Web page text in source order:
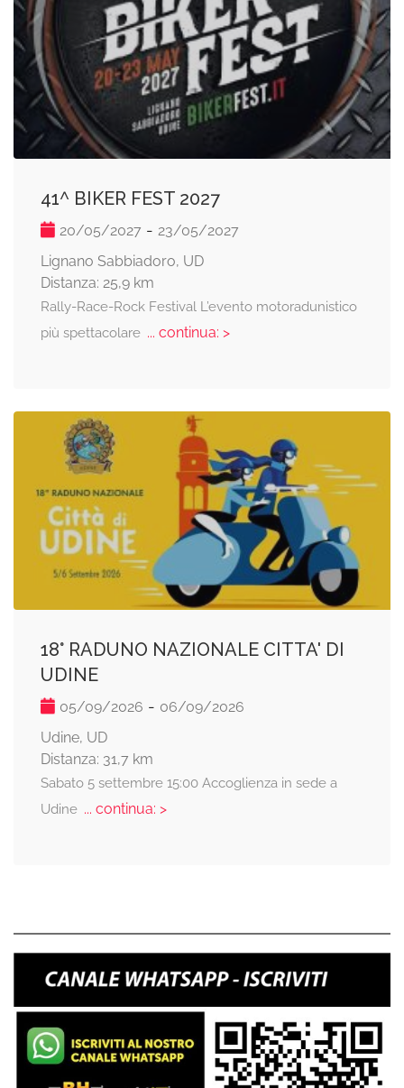
41^ BIKER FEST 2027
20/05/2027 - 23/05/2027
Lignano Sabbiadoro, UD
Distanza: 25,9 km
Rally-Race-Rock Festival L’evento motoradunistico
più spettacolare... continua: >
18° RADUNO NAZIONALE CITTA' DI
UDINE
05/09/2026 - 06/09/2026
Udine, UD
Distanza: 31,7 km
Sabato 5 settembre 15:00 Accoglienza in sede a
Udine... continua: >